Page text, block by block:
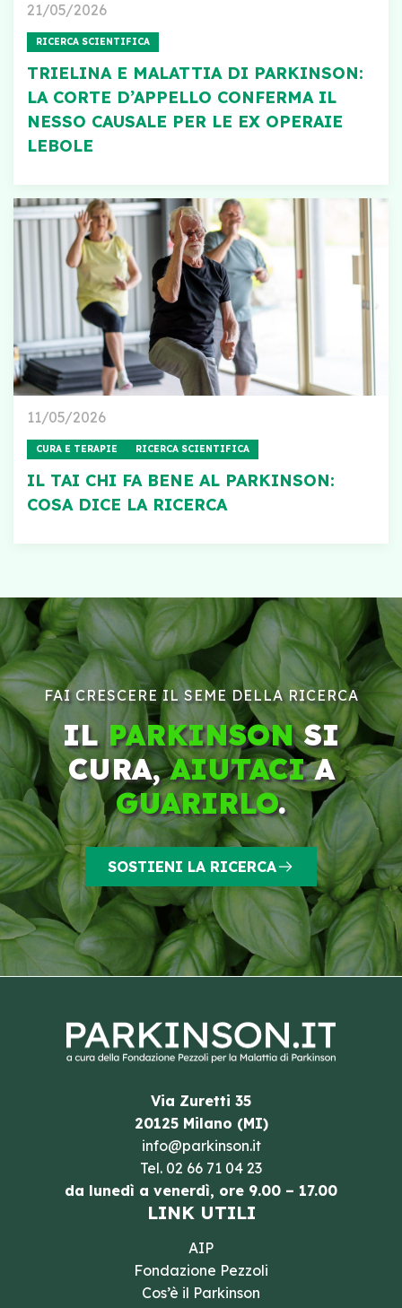
21/05/2026
RICERCA SCIENTIFICA
TRIELINA E MALATTIA DI PARKINSON:
LA CORTE D’APPELLO CONFERMA IL
NESSO CAUSALE PER LE EX OPERAIE
LEBOLE
11/05/2026
CURA E TERAPIE RICERCA SCIENTIFICA
IL TAI CHI FA BENE AL PARKINSON:
COSA DICE LA RICERCA
FAI CRESCERE IL SEME DELLA RICERCA
ILPARKINSONSI
CURA,AIUTACIA
GUARIRLO.
SOSTIENI LA RICERCA
Via Zuretti 35
20125 Milano (MI)
info@parkinson.it
Tel. 02 66 71 04 23
da lunedì a venerdì, ore 9.00 – 17.00
LINK UTILI
AIP
Fondazione Pezzoli
Cos’è il Parkinson